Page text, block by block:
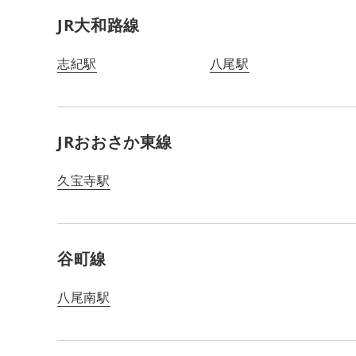
JR大和路線
志紀駅 八尾駅
JRおおさか東線
久宝寺駅
谷町線
八尾南駅